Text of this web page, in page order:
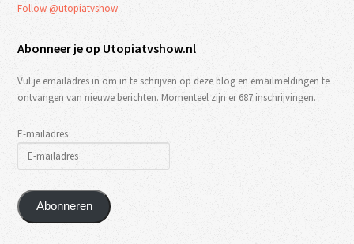
Follow @utopiatvshow
Abonneer je op Utopiatvshow.nl
Vul je emailadres in om in te schrijven op deze blog en emailmeldingen te
ontvangen van nieuwe berichten. Momenteel zijn er 687 inschrijvingen.
E-mailadres
Abonneren